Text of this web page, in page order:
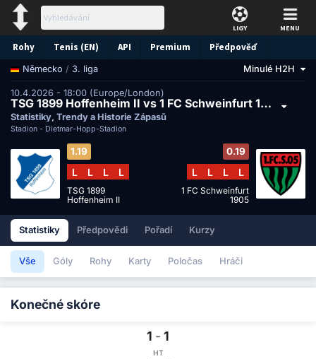
LIGY MENU
Rohy Tenis (EN) API Premium Předpověď
Německo / 3. liga Minulé H2H
10.4.2026 - 18:00 (Europe/London)
TSG 1899 Hoffenheim II vs 1 FC Schweinfurt 1905
Statistiky, Trendy a Historie Zápasů
Stadion - Dietmar-Hopp-Stadion
1.19
L L L L
TSG 1899
Hoffenheim II
0.19
L L L L
1 FC Schweinfurt
1905
Statistiky Předpovědi Pořadí Kurzy
Vše Góly Rohy Karty Poločas Hráči
Konečné skóre
1 - 1
HT